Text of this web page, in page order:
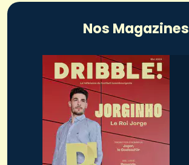
Nos Magazines